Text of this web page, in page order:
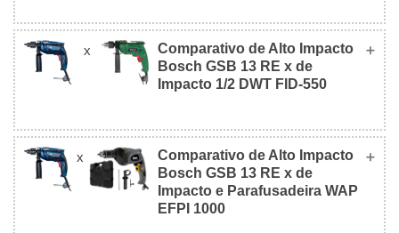
R$
568,20
326,90
Profissional Profissional
Valor
R$ 564,50
(127v)
(220v)
249,00
(127v)
208,05
(220v)
Foto
R$
564,50
(127v)
R$
249,90
de Alto Impacto
Bosch GSB 13
de Impacto
Bosch GSB RE
Foto
x
Comparativo de Alto Impacto
Bosch GSB 13 RE x de
Impacto 1/2 DWT FID-550
de Alto Impacto
Bosch GSB 13 RE
de Impacto 1/2
DWT FID-550
x
Comparativo de Alto Impacto
Bosch GSB 13 RE x de
Impacto e Parafusadeira WAP
EFPI 1000